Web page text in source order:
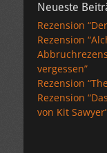
Neueste
Rezension
Rezension
vergessen”
Rezension
Rezension
von Kit